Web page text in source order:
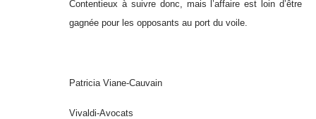
Contentieux à suivre donc, mais l’affaire est loin d’être
gagnée pour les opposants au port du voile.
Patricia Viane-Cauvain
Vivaldi-Avocats